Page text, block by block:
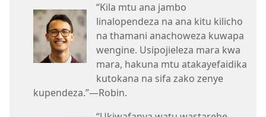
“Kila mtu ana jambo
linalopendeza na ana kitu kilicho
na thamani anachoweza kuwapa
wengine. Usipojieleza mara kwa
mara, hakuna mtu atakayefaidika
kutokana na sifa zako zenye
kupendeza.”—Robin.